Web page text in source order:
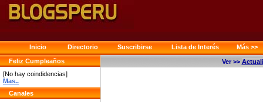
Inicio Directorio Suscribirse Lista de Interés
Más >>
Feliz Cumpleaños
[No hay coindidencias]
Mas..
Canales
Ver >>